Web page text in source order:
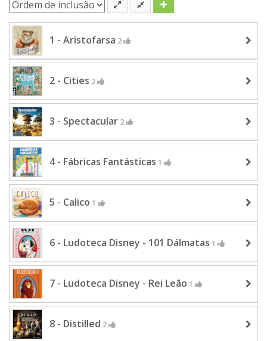
1 - Aristofarsa 2
2 - Cities 2
3 - Spectacular 2
4 - Fábricas Fantásticas 1
5 - Calico 1
6 - Ludoteca Disney - 101 Dálmatas 1
7 - Ludoteca Disney - Rei Leão 1
8 - Distilled 2